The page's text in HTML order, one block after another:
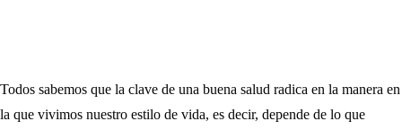
Todos sabemos que la clave de una buena salud radica en la manera en
la que vivimos nuestro estilo de vida, es decir, depende de lo que